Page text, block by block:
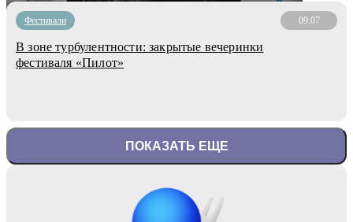
Фестивали 09.07
В зоне турбулентности: закрытые вечеринки
фестиваля «Пилот»
ПОКАЗАТЬ ЕЩЕ